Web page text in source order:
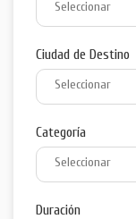
Ciudad de Destino
Categoría
Duración